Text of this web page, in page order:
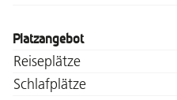
Platzangebot
Reiseplätze
Schlafplätze